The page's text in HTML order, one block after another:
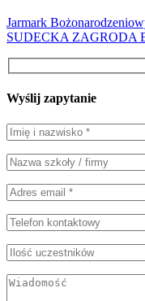
Jarmark
SUDECKA ZAGRODA
Wyślij zapytanie